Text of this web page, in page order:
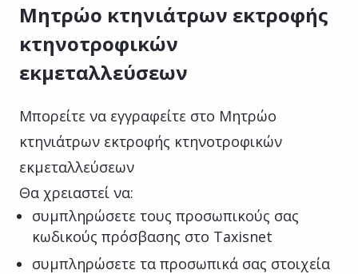
Μητρώο κτηνιάτρων εκτροφής
κτηνοτροφικών
εκμεταλλεύσεων
Μπορείτε να εγγραφείτε στο Μητρώο
κτηνιάτρων εκτροφής κτηνοτροφικών
εκμεταλλεύσεων
Θα χρειαστεί να:
συμπληρώσετε τους προσωπικούς σας
κωδικούς πρόσβασης στο Taxisnet
συμπληρώσετε τα προσωπικά σας στοιχεία